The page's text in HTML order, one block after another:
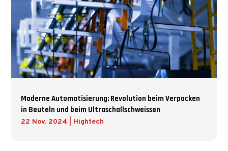
Moderne Automatisierung: Revolution beim Verpacken
in Beuteln und beim Ultraschallschweissen
22 Nov. 2024 Hightech